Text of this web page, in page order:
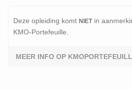
Deze opleiding komt NIETin
KMO-Portefeuille.
MEER INFO OP